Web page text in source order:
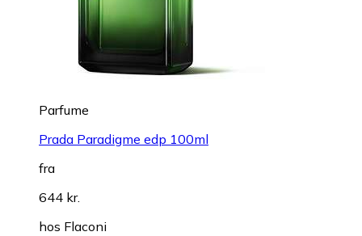
Parfume
Prada Paradigme edp 100ml
fra
644 kr.
hos Flaconi